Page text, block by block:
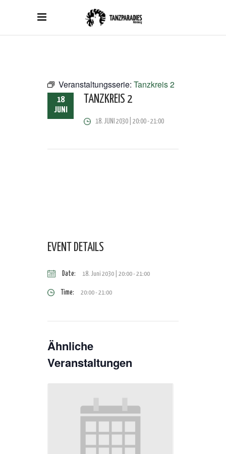
Veranstaltungsserie: Tanzkreis 2
18
JUNI
TANZKREIS 2
18. JUNI 2030 | 20:00-21:00
EVENT DETAILS
Date: 18. Juni 2030 | 20:00-21:00
Time: 20:00 - 21:00
Ähnliche
Veranstaltungen